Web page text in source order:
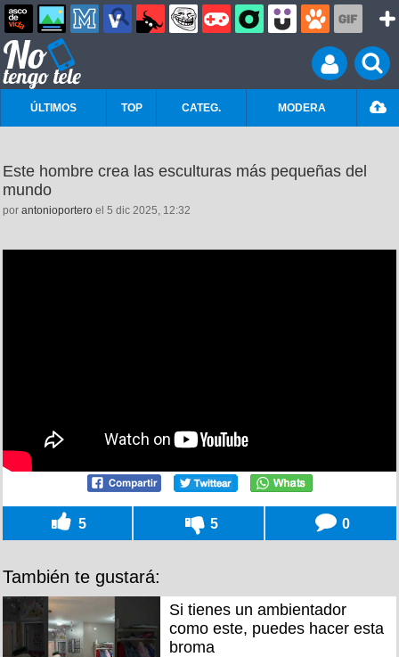
ÚLTIMOS TOP CATEG. MODERA
Este hombre crea las esculturas más pequeñas del
mundo
por antonioportero el 5 dic 2025, 12:32
5 5 0
También te gustará:
Si tienes un ambientador
como este, puedes hacer esta
broma